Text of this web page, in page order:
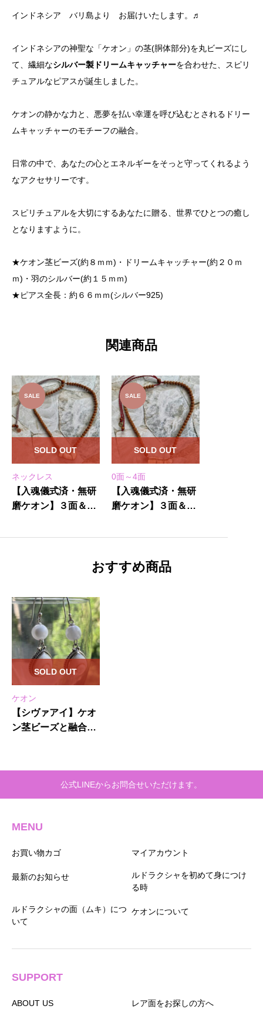
インドネシア バリ島より お届けいたします。♬
インドネシアの神聖な「ケオン」の茎(胴体部分)を丸ビーズにし
て、繊細なシルバー製ドリームキャッチャーを合わせた、スピリ
チュアルなピアスが誕生しました。
ケオンの静かな力と、悪夢を払い幸運を呼び込むとされるドリー
ムキャッチャーのモチーフの融合。
日常の中で、あなたの心とエネルギーをそっと守ってくれるよう
なアクセサリーです。
スピリチュアルを大切にするあなたに贈る、世界でひとつの癒し
となりますように。
★ケオン茎ビーズ(約８ｍｍ)・ドリームキャッチャー(約２０ｍ
ｍ)・羽のシルバー(約１５ｍｍ)
★ピアス全長：約６６ｍｍ(シルバー925)
関連商品
ネックレス
【入魂儀式済・無研
磨ケオン】３面＆5
(25-B)
SALE
SOLD OUT
0面～4面
【入魂儀式済・無研
磨ケオン】３面＆5
(25-A)
SALE
SOLD OUT
おすすめ商品
ケオン
【シヴァアイ】ケオ
ン茎ビーズと融合★
SOLD OUT
公式LINEからお問合せいただけます。
MENU
お買い物カゴ マイアカウント
最新のお知らせ
ルドラクシャを初めて身につけ
る時
ルドラクシャの面（ムキ）につ
いて
ケオンについて
SUPPORT
ABOUT US レア面をお探しの方へ